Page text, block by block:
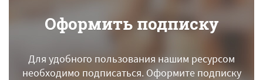
Оформить подписку
Для удобного пользования нашим ресурсом
необходимо подписаться.Оформите подписку